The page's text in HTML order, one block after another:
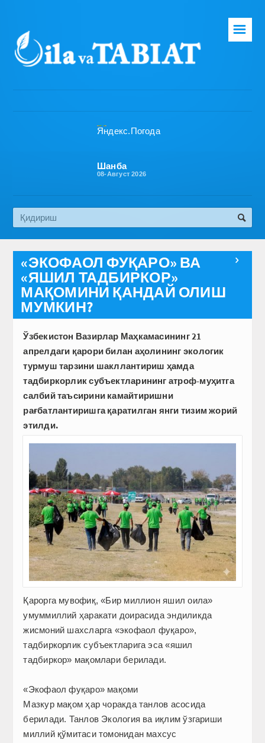
Бош саҳифа
Эко медиа
☰
Шанба
08-Август 2026

«ЭКОФАОЛ ФУҚАРО» ВА
«ЯШИЛ ТАДБИРКОР»
МАҚОМИНИ ҚАНДАЙ ОЛИШ
МУМКИН?
Ўзбекистон Вазирлар Маҳкамасининг 21
апрелдаги қарори билан аҳолининг экологик
турмуш тарзини шакллантириш ҳамда
тадбиркорлик субъектларининг атроф-муҳитга
салбий таъсирини камайтиришни
рағбатлантиришга қаратилган янги тизим жорий
этилди.
Қарорга мувофиқ, «Бир миллион яшил оила»
умуммиллий ҳаракати доирасида эндиликда
жисмоний шахсларга «экофаол фуқаро»,
тадбиркорлик субъектларига эса «яшил
тадбиркор» мақомлари берилади.
«Экофаол фуқаро» мақоми
Мазкур мақом ҳар чоракда танлов асосида
берилади. Танлов Экология ва иқлим ўзгариши
миллий қўмитаси томонидан махсус